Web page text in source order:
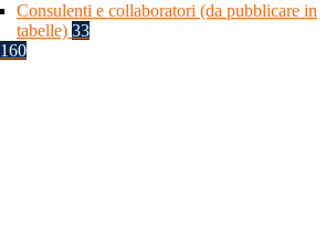
Consulenti e collaboratori (da pubblicare in
tabelle) 33
160